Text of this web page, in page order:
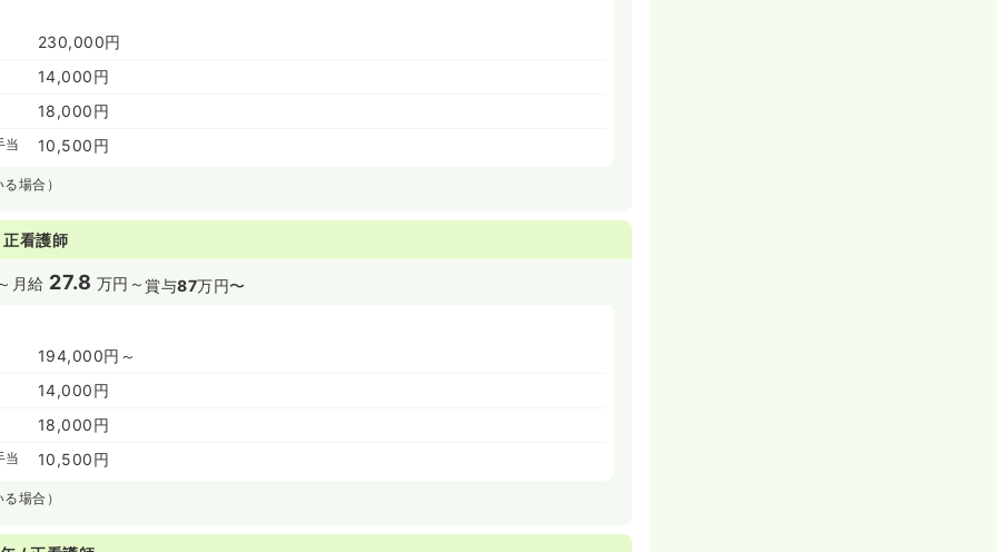
230,000円
14,000円
18,000円
当 10,500円
場合）
看護師
月給 27.8 万円～賞与87万円〜
194,000円～
14,000円
18,000円
当 10,500円
場合）